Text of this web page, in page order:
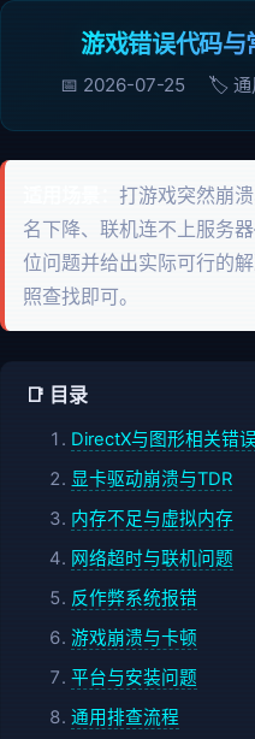
游戏错误代码与
📅 2026-07-25 🏷️ 通
打游戏突然崩
名下降、联机连不上服务
位问题并给出实际可行的
照查找即可。
📑 目录
DirectX与图形相关错
显卡驱动崩溃与TDR
内存不足与虚拟内存
网络超时与联机问题
反作弊系统报错
游戏崩溃与卡顿
平台与安装问题
通用排查流程